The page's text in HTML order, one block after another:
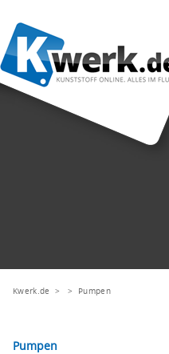
Kwerk.de > > Pumpen
Pumpen